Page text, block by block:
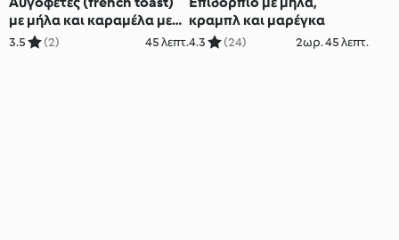
με μήλα και καραμέλα με
καρύδια
3.5 (2) 45 λεπτ.
κραμπλ και μαρέγκα
4.3 (24) 2ωρ. 45 λεπτ.